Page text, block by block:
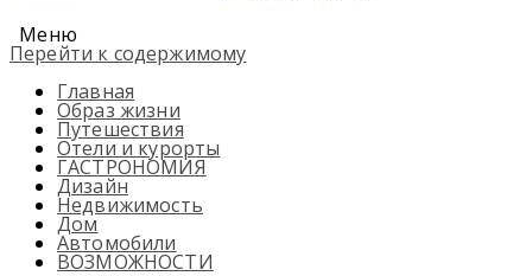
Меню
Перейти к содержимому
Главная
Образ жизни
Путешествия
Отели и курорты
ГАСТРОНОМИЯ
Дизайн
Недвижимость
Дом
Автомобили
ВОЗМОЖНОСТИ